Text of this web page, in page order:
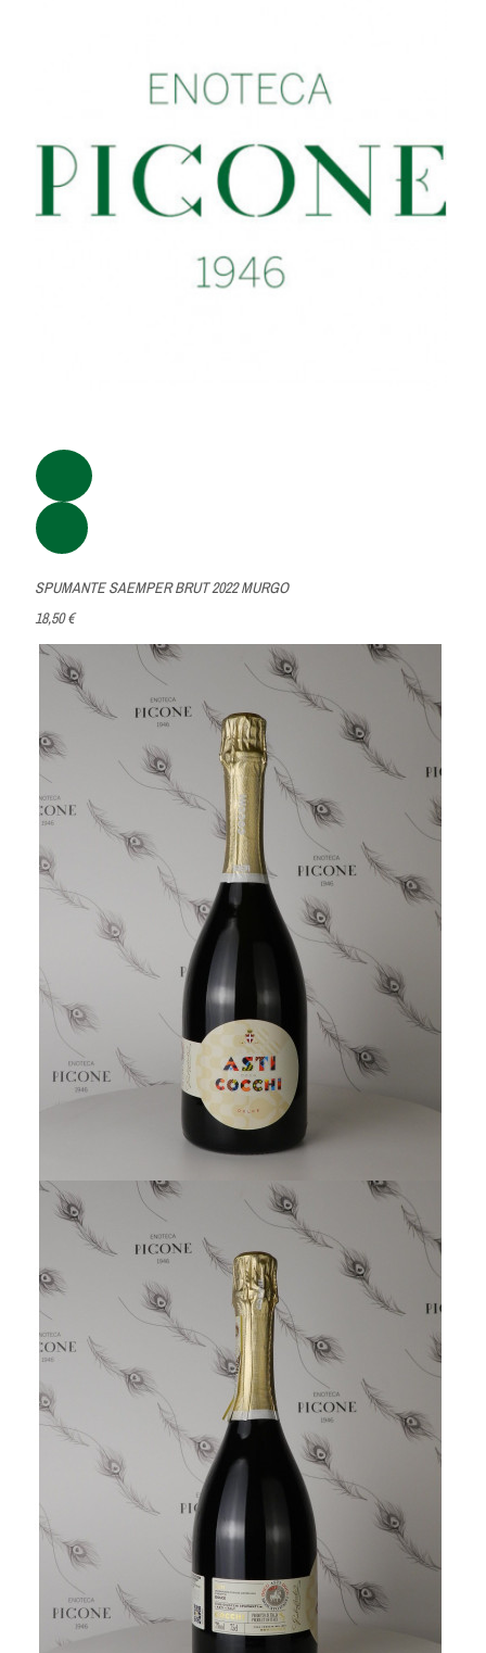
SPUMANTE SAEMPER BRUT 2022 MURGO
18,50 €